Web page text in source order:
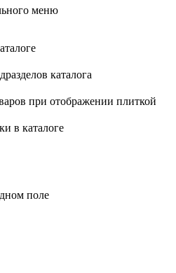
меню
каталога
при отображении плиткой
в каталоге
поле